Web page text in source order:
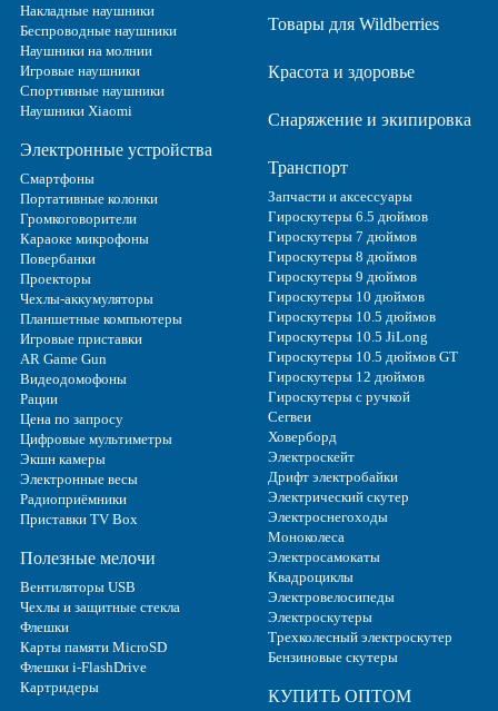
Накладные наушники
Беспроводные наушники
Наушники на молнии
Игровые наушники
Спортивные наушники
Наушники Xiaomi
Электронные устройства
Смартфоны
Портативные колонки
Громкоговорители
Караоке микрофоны
Повербанки
Проекторы
Чехлы-аккумуляторы
Планшетные компьютеры
Игровые приставки
AR Game Gun
Видеодомофоны
Рации
Цена по запросу
Цифровые мультиметры
Экшн камеры
Электронные весы
Радиоприёмники
Приставки TV Box
Полезные мелочи
Вентиляторы USB
Чехлы и защитные стекла
Флешки
Карты памяти MicroSD
Флешки i-FlashDrive
Картридеры
Товары для Wildberries
Красота и здоровье
Снаряжение и экипировка
Транспорт
Запчасти и аксессуары
Гироскутеры 6.5 дюймов
Гироскутеры 7 дюймов
Гироскутеры 8 дюймов
Гироскутеры 9 дюймов
Гироскутеры 10 дюймов
Гироскутеры 10.5 дюймов
Гироскутеры 10.5 JiLong
Гироскутеры 10.5 дюймов GT
Гироскутеры 12 дюймов
Гироскутеры с ручкой
Сегвеи
Ховерборд
Электроскейт
Дрифт электробайки
Электрический скутер
Электроснегоходы
Моноколеса
Электросамокаты
Квадроциклы
Электровелосипеды
Электроскутеры
Трехколесный электроскутер
Бензиновые скутеры
КУПИТЬ ОПТОМ